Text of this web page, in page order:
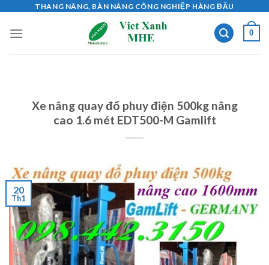
content
THANG NÂNG, BÀN NÂNG CÔNG NGHIỆP HÀNG ĐẦU
0
Xe nâng quay đổ phuy điện 500kg nâng
cao 1.6 mét EDT500-M Gamlift
20
Th1